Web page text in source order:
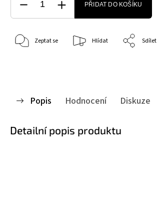
PŘIDAT DO KOŠÍKU
Zeptat se Hlídat Sdílet
Popis Hodnocení Diskuze
Detailní popis produktu